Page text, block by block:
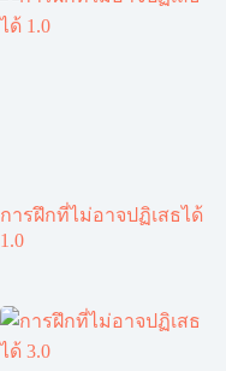
การฝึกที่ไม่อาจปฏิเสธได้
1.0